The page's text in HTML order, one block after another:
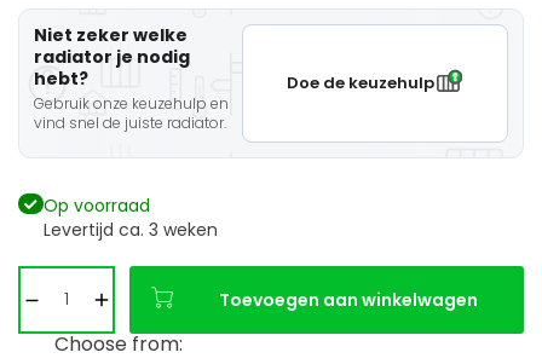
Niet zeker welke
radiator je nodig
hebt?
Gebruik onze keuzehulp en
vind snel de juiste radiator.
Doe de keuzehulp
Op voorraad
Levertijd ca. 3 weken
Toevoegen aan winkelwagen
Choose from: